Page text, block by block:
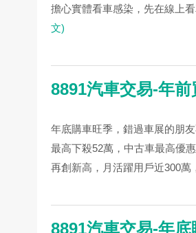
擔心實體看車感染，先在線上
文)
8891汽車交易-年
年底購車旺季，錯過車展的朋
最高下殺52萬，中古車最高優
再創新高，月活躍用戶近300
8891汽車交易-年底